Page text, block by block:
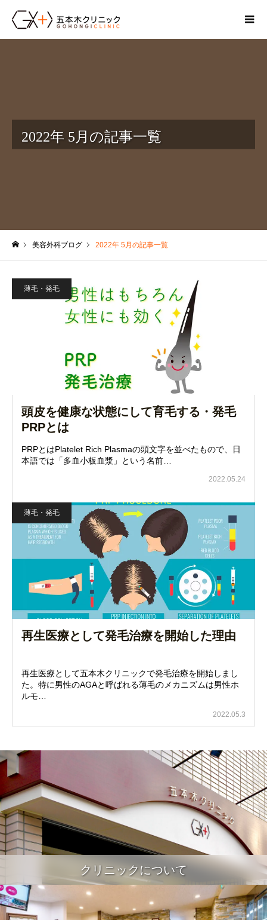
2022年 5月の記事一覧
美容外科ブログ 2022年 5月の記事一覧
薄毛・発毛
頭皮を健康な状態にして育毛する・発毛
PRPとは
PRPとはPlatelet Rich Plasmaの頭文字を並べたもので、日
本語では「多血小板血漿」という名前…
2022.05.24
薄毛・発毛
再生医療として発毛治療を開始した理由
再生医療として五本木クリニックで発毛治療を開始しまし
た。特に男性のAGAと呼ばれる薄毛のメカニズムは男性ホ
ルモ…
2022.05.3
クリニックについて